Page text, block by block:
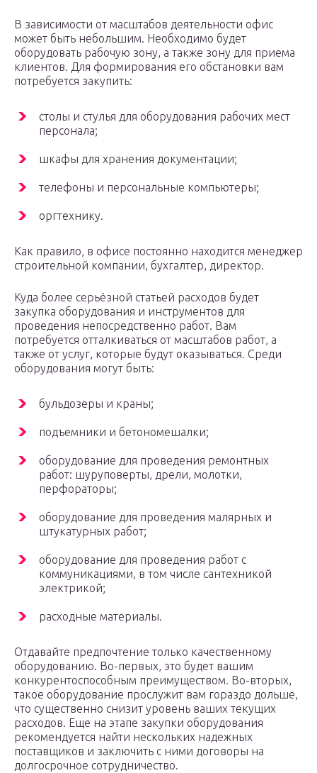
В зависимости от масштабов деятельности офис
может быть небольшим. Необходимо будет
оборудовать рабочую зону, а также зону для приема
клиентов. Для формирования его обстановки вам
потребуется закупить:
столы и стулья для оборудования рабочих мест
персонала;
шкафы для хранения документации;
телефоны и персональные компьютеры;
оргтехнику.
Как правило, в офисе постоянно находится менеджер
строительной компании, бухгалтер, директор.
Куда более серьёзной статьей расходов будет
закупка оборудования и инструментов для
проведения непосредственно работ. Вам
потребуется отталкиваться от масштабов работ, а
также от услуг, которые будут оказываться. Среди
оборудования могут быть:
бульдозеры и краны;
подъемники и бетономешалки;
оборудование для проведения ремонтных
работ: шуруповерты, дрели, молотки,
перфораторы;
оборудование для проведения малярных и
штукатурных работ;
оборудование для проведения работ с
коммуникациями, в том числе сантехникой
электрикой;
расходные материалы.
Отдавайте предпочтение только качественному
оборудованию. Во-первых, это будет вашим
конкурентоспособным преимуществом. Во-вторых,
такое оборудование прослужит вам гораздо дольше,
что существенно снизит уровень ваших текущих
расходов. Еще на этапе закупки оборудования
рекомендуется найти нескольких надежных
поставщиков и заключить с ними договоры на
долгосрочное сотрудничество.